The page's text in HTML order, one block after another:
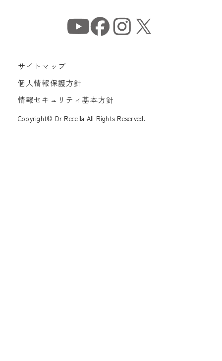
サイトマップ
個人情報保護方針
情報セキュリティ基本方針
Copyright© Dr Recella All Rights Reserved.